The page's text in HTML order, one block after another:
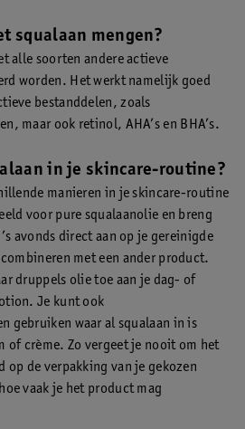
squalaan mengen?
alle soorten andere actieve
worden. Het werkt namelijk goed
bestanddelen, zoals
maar ook retinol, AHA’s en BHA’s.
in je skincare-routine?
manieren in je skincare-routine
voor pure squalaanolie en breng
avonds direct aan op je gereinigde
met een ander product.
druppels olie toe aan je dag- of
Je kunt ook
gebruiken waar al squalaan in is
of crème. Zo vergeet je nooit om het
op de verpakking van je gekozen
vaak je het product mag